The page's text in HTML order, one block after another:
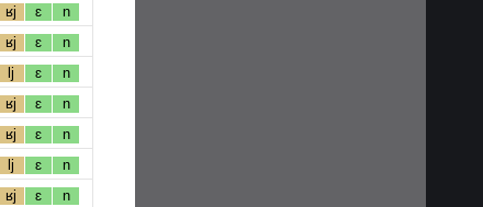
ʁj ɛ n
ʁj ɛ n
lj ɛ n
ʁj ɛ n
ʁj ɛ n
lj ɛ n
ʁj ɛ n